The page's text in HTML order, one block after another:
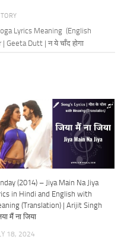
Lyrics Meaning (English
Geeta Dutt | न ये चाँद होगा
(2014) – Jiya Main Na Jiya
in Hindi and English with
(Translation) | Arijit Singh
मैं ना जिया
18, 2024